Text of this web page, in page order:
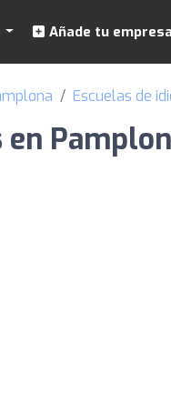
Añade tu
Escuelas de